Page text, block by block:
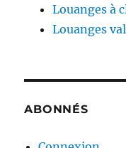
Louanges à
Louanges
ABONNÉS